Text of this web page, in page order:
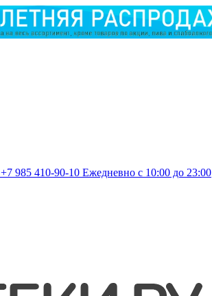
+7 985 410-90-10 Ежедневно с 10:00 до 23:00